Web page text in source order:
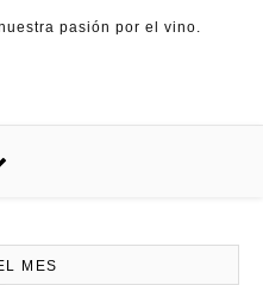
pasión por el vino.
MES